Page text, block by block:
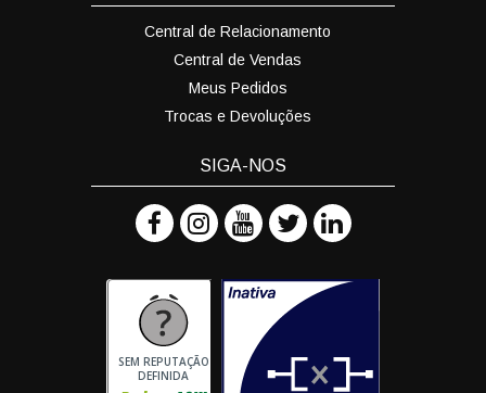
Central de Relacionamento
Central de Vendas
Meus Pedidos
Trocas e Devoluções
SIGA-NOS
SEM REPUTAÇÃO
DEFINIDA